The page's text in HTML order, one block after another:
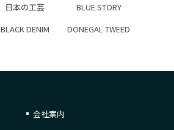
日本の工芸
BLUE STORY
BLACK DENIM DONEGAL TWEED
会社案内